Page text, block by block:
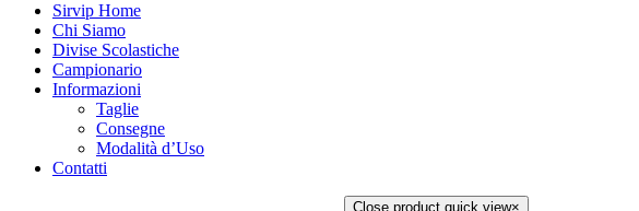
Sirvip Home
Chi Siamo
Divise Scolastiche
Campionario
Informazioni
Taglie
Consegne
Modalità d’Uso
Contatti
Close product quick view×